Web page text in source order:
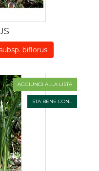
biflorus
AGGIUNGI ALLA LISTA
STA BENE CON...